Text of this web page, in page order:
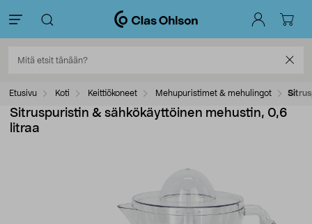
Etusivu Koti Keittiökoneet Mehupuristimet & mehulingot
Sitruspuristin & sähkökäyttöinen mehustin, 0,6
litraa